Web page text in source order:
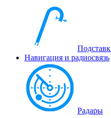
Навигация и радиосвязь
Радары